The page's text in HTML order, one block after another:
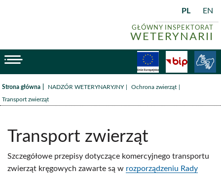
GŁÓWNY INSPEKTORAT
WETERYNARII
PL EN
BiP
Strona główna /NADZÓR WETERYNARYJNY /Ochrona zwierząt
Transport zwierząt
Transport zwierząt
Szczegółowe przepisy dotyczące komercyjnego transportu
zwierząt kręgowych zawarte są w rozporządzeniu Rady